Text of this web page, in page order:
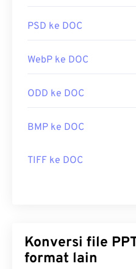
PSD ke DOC
WebP ke DOC
ODD ke DOC
BMP ke DOC
TIFF ke DOC
Konversi file PPTX Anda ke
format lain